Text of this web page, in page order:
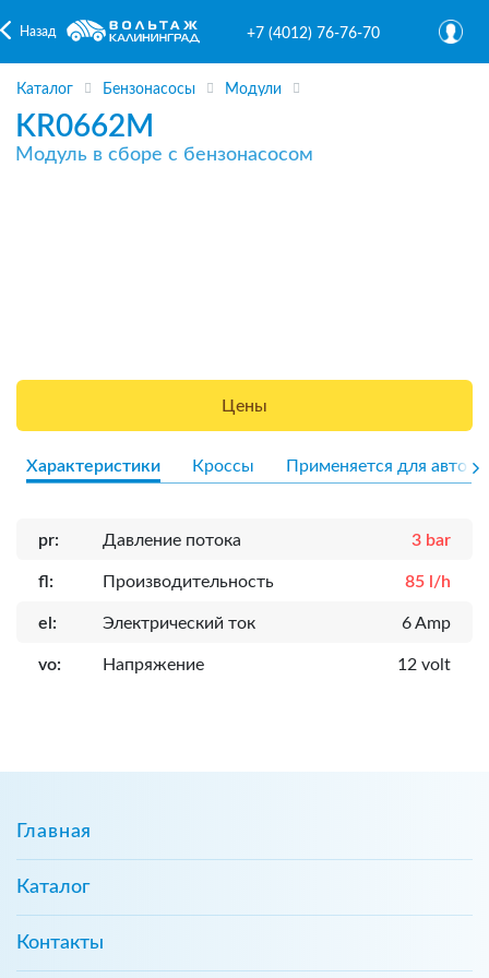
Назад +7 (4012) 76-76-70
Каталог Бензонасосы Модули
KR0662M
Модуль в сборе с бензонасосом
Цены
Характеристики Кроссы Применяется для авто
pr: Давление потока 3 bar
fl: Производительность 85 l/h
el: Электрический ток 6 Amp
vo: Напряжение 12 volt
Главная
Каталог
Контакты